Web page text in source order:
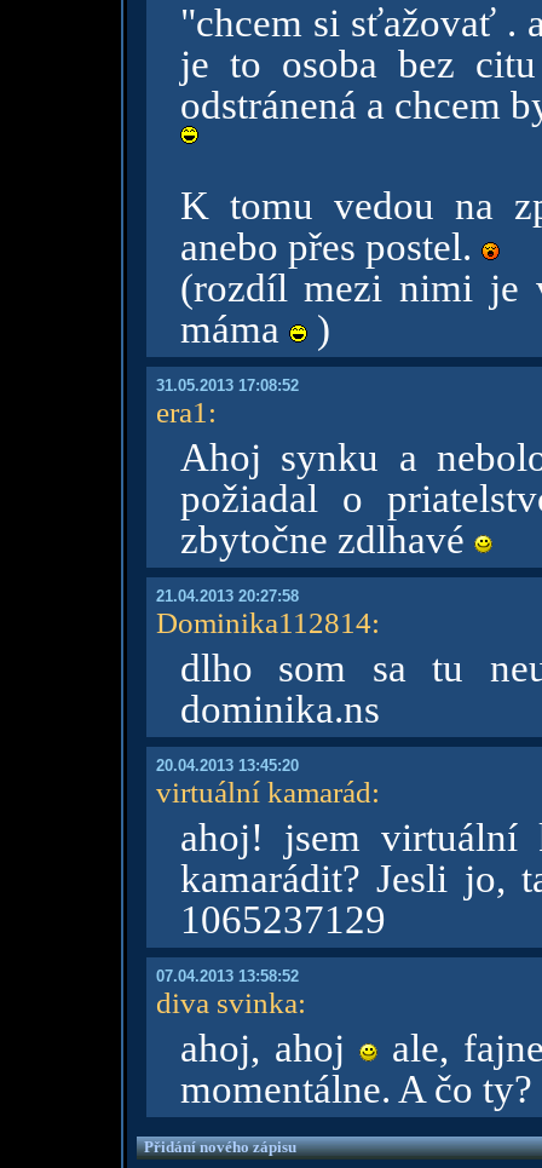
"chcem si sťažovať .
je to osoba bez
odstránená a chcem
K tomu vedou na
anebo přes postel.
(rozdíl mezi nimi je
máma
)
31.05.2013 17:08:52
era1 :
Ahoj synku a
požiadal o
zbytočne zdlhavé
21.04.2013 20:27:58
Dominika112814:
dlho som sa tu
dominika.ns
20.04.2013 13:45:20
virtuální kamarád:
ahoj! jsem virtuální
kamarádit? Jesli jo,
1065237129
07.04.2013 13:58:52
diva svinka:
ahoj, ahoj
ale,
momentálne. A čo ty?
Přidání nového zápisu